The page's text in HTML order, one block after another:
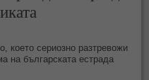
което сериозно разтревожи
на българската естрада